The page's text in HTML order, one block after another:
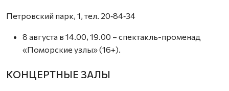
Петровский парк, 1, тел. 20‑84‑34
8 августа в 14.00, 19.00 – спектакль-променад
«Поморские узлы» (16+).
КОНЦЕРТНЫЕ ЗАЛЫ